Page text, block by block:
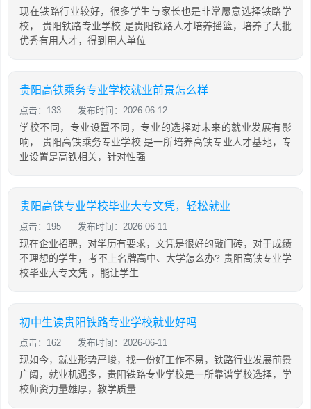
现在铁路行业较好，很多学生与家长也是非常愿意选择铁路学
校， 贵阳铁路专业学校 是贵阳铁路人才培养摇篮，培养了大批
优秀有用人才，得到用人单位
贵阳高铁乘务专业学校就业前景怎么样
点击：133 发布时间：2026-06-12
学校不同，专业设置不同，专业的选择对未来的就业发展有影
响， 贵阳高铁乘务专业学校 是一所培养高铁专业人才基地，专
业设置是高铁相关，针对性强
贵阳高铁专业学校毕业大专文凭，轻松就业
点击：195 发布时间：2026-06-11
现在企业招聘，对学历有要求，文凭是很好的敲门砖，对于成绩
不理想的学生，考不上名牌高中、大学怎么办? 贵阳高铁专业学
校毕业大专文凭 ，能让学生
初中生读贵阳铁路专业学校就业好吗
点击：162 发布时间：2026-06-11
现如今，就业形势严峻，找一份好工作不易，铁路行业发展前景
广阔，就业机遇多，贵阳铁路专业学校是一所靠谱学校选择，学
校师资力量雄厚，教学质量